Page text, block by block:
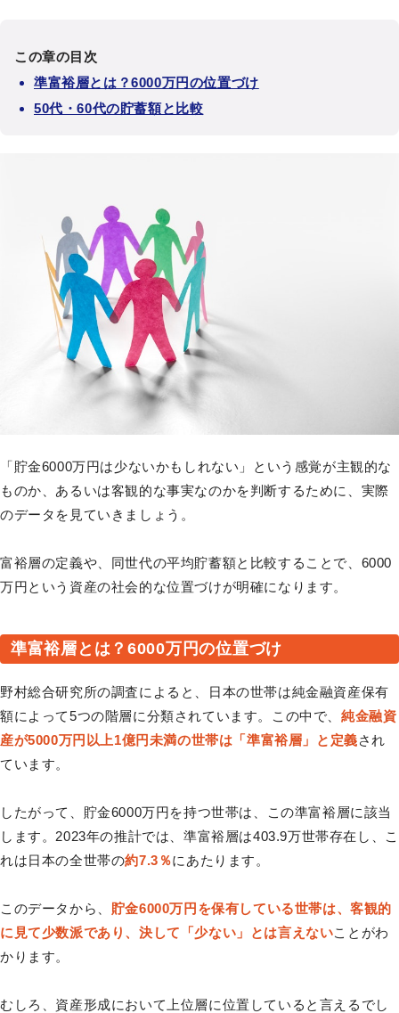
この章の目次
準富裕層とは？6000万円の位置づけ
50代・60代の貯蓄額と比較
「貯金6000万円は少ないかもしれない」という感覚が主観的な
ものか、あるいは客観的な事実なのかを判断するために、実際
のデータを見ていきましょう。
富裕層の定義や、同世代の平均貯蓄額と比較することで、6000
万円という資産の社会的な位置づけが明確になります。
準富裕層とは？6000万円の位置づけ
野村総合研究所の調査によると、日本の世帯は純金融資産保有
額によって5つの階層に分類されています。この中で、純金融資
産が5000万円以上1億円未満の世帯は「準富裕層」と定義され
ています。
したがって、貯金6000万円を持つ世帯は、この準富裕層に該当
します。2023年の推計では、準富裕層は403.9万世帯存在し、こ
れは日本の全世帯の約7.3％にあたります。
このデータから、 貯金6000万円を保有している世帯は、客観的
に見て少数派であり、決して「少ない」とは言えないことがわ
かります。
むしろ、資産形成において上位層に位置していると言えるでし